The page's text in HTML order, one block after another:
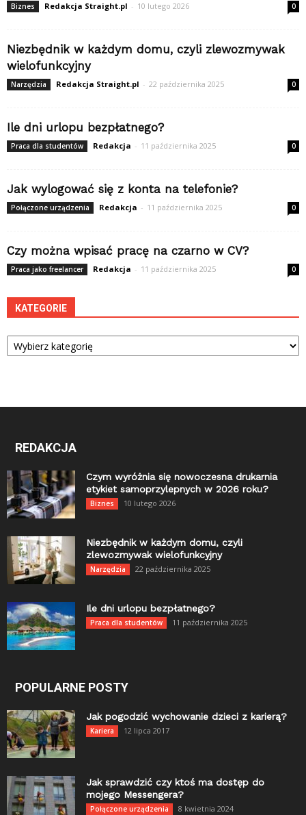
Biznes Redakcja Straight.pl - 10 lutego 2026 0
Niezbędnik w każdym domu, czyli zlewozmywak
wielofunkcyjny
Narzędzia Redakcja Straight.pl - 22 października 2025 0
Ile dni urlopu bezpłatnego?
Praca dla studentów Redakcja - 11 października 2025 0
Jak wylogować się z konta na telefonie?
Połączone urządzenia Redakcja - 11 października 2025 0
Czy można wpisać pracę na czarno w CV?
Praca jako freelancer Redakcja - 11 października 2025 0
KATEGORIE
Kategorie
REDAKCJA
Czym wyróżnia się nowoczesna drukarnia
etykiet samoprzylepnych w 2026 roku?
Biznes 10 lutego 2026
Niezbędnik w każdym domu, czyli
zlewozmywak wielofunkcyjny
Narzędzia 22 października 2025
Ile dni urlopu bezpłatnego?
Praca dla studentów 11 października 2025
POPULARNE POSTY
Jak pogodzić wychowanie dzieci z karierą?
Kariera 12 lipca 2017
Jak sprawdzić czy ktoś ma dostęp do
mojego Messengera?
Połączone urządzenia 8 kwietnia 2024